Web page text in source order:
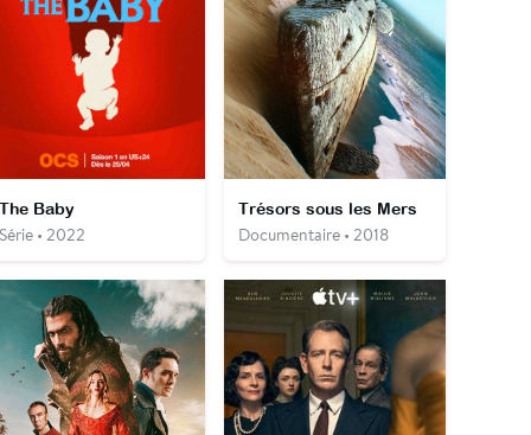
Baby
• 2022
Trésors sous les Mers
Documentaire • 2018